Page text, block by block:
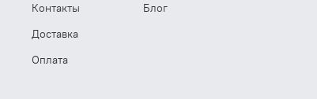
Контакты
Доставка
Оплата
Блог